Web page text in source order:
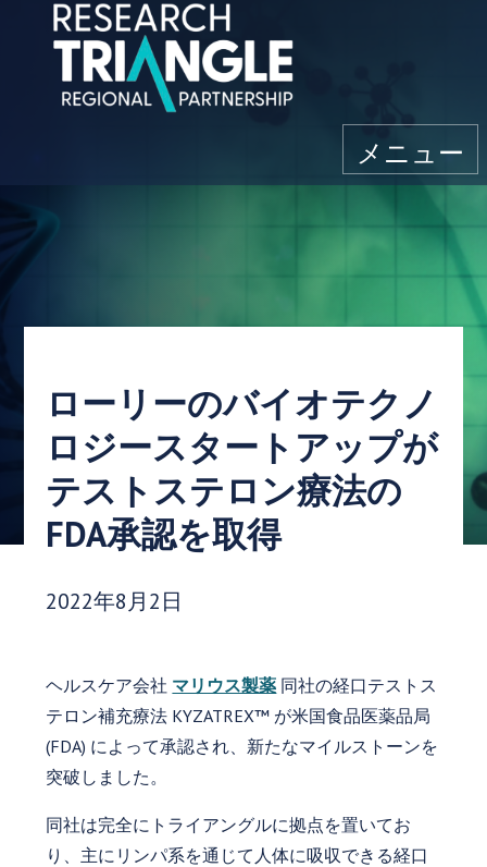
コンテンツにスキップ
メニュー
ローリーのバイオテクノ
ロジースタートアップが
テストステロン療法の
FDA承認を取得
発行日:
2022年8月2日
ヘルスケア会社 マリウス製薬 同社の経口テストス
テロン補充療法 KYZATREX™ が米国食品医薬品局
(FDA) によって承認され、新たなマイルストーンを
突破しました。
同社は完全にトライアングルに拠点を置いてお
り、主にリンパ系を通じて人体に吸収できる経口